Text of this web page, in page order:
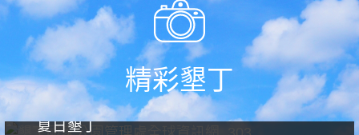
精彩墾丁
夏日墾丁